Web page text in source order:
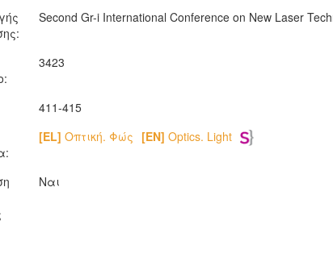
Second Gr-i International Conference on New Laser
3423
411-415
[EL] Οπτική. Φώς [EN] Optics. Light
Ναι